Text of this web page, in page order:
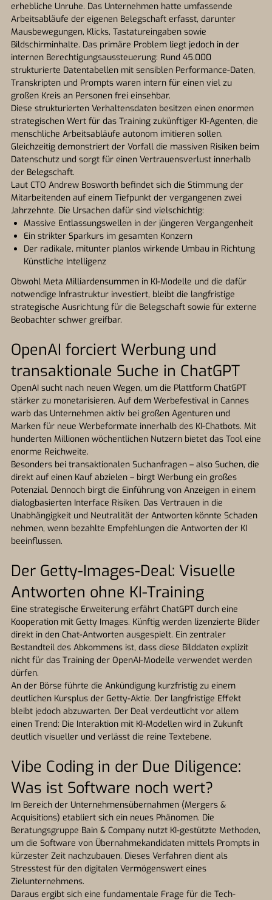
erhebliche Unruhe. Das Unternehmen hatte umfassende
Arbeitsabläufe der eigenen Belegschaft erfasst, darunter
Mausbewegungen, Klicks, Tastatureingaben sowie
Bildschirminhalte. Das primäre Problem liegt jedoch in der
internen Berechtigungsaussteuerung: Rund 45.000
strukturierte Datentabellen mit sensiblen Performance-Daten,
Transkripten und Prompts waren intern für einen viel zu
großen Kreis an Personen frei einsehbar.
Diese strukturierten Verhaltensdaten besitzen einen enormen
strategischen Wert für das Training zukünftiger KI-Agenten, die
menschliche Arbeitsabläufe autonom imitieren sollen.
Gleichzeitig demonstriert der Vorfall die massiven Risiken beim
Datenschutz und sorgt für einen Vertrauensverlust innerhalb
der Belegschaft.
Laut CTO Andrew Bosworth befindet sich die Stimmung der
Mitarbeitenden auf einem Tiefpunkt der vergangenen zwei
Jahrzehnte. Die Ursachen dafür sind vielschichtig:
Massive Entlassungswellen in der jüngeren Vergangenheit
Ein strikter Sparkurs im gesamten Konzern
Der radikale, mitunter planlos wirkende Umbau in Richtung
Künstliche Intelligenz
Obwohl Meta Milliardensummen in KI-Modelle und die dafür
notwendige Infrastruktur investiert, bleibt die langfristige
strategische Ausrichtung für die Belegschaft sowie für externe
Beobachter schwer greifbar.
OpenAI forciert Werbung und
transaktionale Suche in ChatGPT
OpenAI sucht nach neuen Wegen, um die Plattform ChatGPT
stärker zu monetarisieren. Auf dem Werbefestival in Cannes
warb das Unternehmen aktiv bei großen Agenturen und
Marken für neue Werbeformate innerhalb des KI-Chatbots. Mit
hunderten Millionen wöchentlichen Nutzern bietet das Tool eine
enorme Reichweite.
Besonders bei transaktionalen Suchanfragen – also Suchen, die
direkt auf einen Kauf abzielen – birgt Werbung ein großes
Potenzial. Dennoch birgt die Einführung von Anzeigen in einem
dialogbasierten Interface Risiken. Das Vertrauen in die
Unabhängigkeit und Neutralität der Antworten könnte Schaden
nehmen, wenn bezahlte Empfehlungen die Antworten der KI
beeinflussen.
Der Getty-Images-Deal: Visuelle
Antworten ohne KI-Training
Eine strategische Erweiterung erfährt ChatGPT durch eine
Kooperation mit Getty Images. Künftig werden lizenzierte Bilder
direkt in den Chat-Antworten ausgespielt. Ein zentraler
Bestandteil des Abkommens ist, dass diese Bilddaten explizit
nicht für das Training der OpenAI-Modelle verwendet werden
dürfen.
An der Börse führte die Ankündigung kurzfristig zu einem
deutlichen Kursplus der Getty-Aktie. Der langfristige Effekt
bleibt jedoch abzuwarten. Der Deal verdeutlicht vor allem
einen Trend: Die Interaktion mit KI-Modellen wird in Zukunft
deutlich visueller und verlässt die reine Textebene.
Vibe Coding in der Due Diligence:
Was ist Software noch wert?
Im Bereich der Unternehmensübernahmen (Mergers &
Acquisitions) etabliert sich ein neues Phänomen. Die
Beratungsgruppe Bain & Company nutzt KI-gestützte Methoden,
um die Software von Übernahmekandidaten mittels Prompts in
kürzester Zeit nachzubauen. Dieses Verfahren dient als
Stresstest für den digitalen Vermögenswert eines
Zielunternehmens.
Daraus ergibt sich eine fundamentale Frage für die Tech-